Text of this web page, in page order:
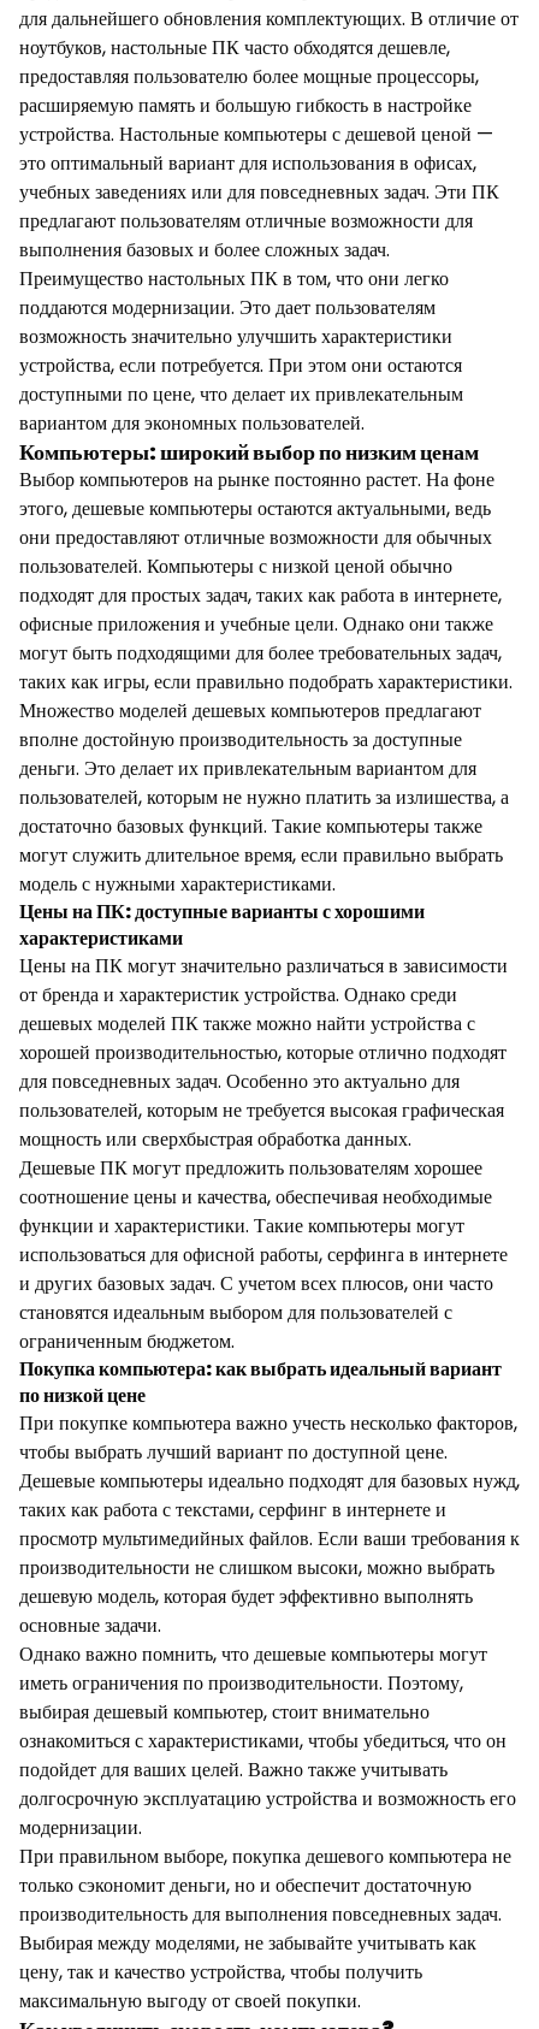
для дальнейшего обновления комплектующих. В отличие от
ноутбуков, настольные ПК часто обходятся дешевле,
предоставляя пользователю более мощные процессоры,
расширяемую память и большую гибкость в настройке
устройства. Настольные компьютеры с дешевой ценой —
это оптимальный вариант для использования в офисах,
учебных заведениях или для повседневных задач. Эти ПК
предлагают пользователям отличные возможности для
выполнения базовых и более сложных задач.
Преимущество настольных ПК в том, что они легко
поддаются модернизации. Это дает пользователям
возможность значительно улучшить характеристики
устройства, если потребуется. При этом они остаются
доступными по цене, что делает их привлекательным
вариантом для экономных пользователей.
Компьютеры: широкий выбор по низким ценам
Выбор компьютеров на рынке постоянно растет. На фоне
этого, дешевые компьютеры остаются актуальными, ведь
они предоставляют отличные возможности для обычных
пользователей. Компьютеры с низкой ценой обычно
подходят для простых задач, таких как работа в интернете,
офисные приложения и учебные цели. Однако они также
могут быть подходящими для более требовательных задач,
таких как игры, если правильно подобрать характеристики.
Множество моделей дешевых компьютеров предлагают
вполне достойную производительность за доступные
деньги. Это делает их привлекательным вариантом для
пользователей, которым не нужно платить за излишества, а
достаточно базовых функций. Такие компьютеры также
могут служить длительное время, если правильно выбрать
модель с нужными характеристиками.
Цены на ПК: доступные варианты с хорошими
характеристиками
Цены на ПК могут значительно различаться в зависимости
от бренда и характеристик устройства. Однако среди
дешевых моделей ПК также можно найти устройства с
хорошей производительностью, которые отлично подходят
для повседневных задач. Особенно это актуально для
пользователей, которым не требуется высокая графическая
мощность или сверхбыстрая обработка данных.
Дешевые ПК могут предложить пользователям хорошее
соотношение цены и качества, обеспечивая необходимые
функции и характеристики. Такие компьютеры могут
использоваться для офисной работы, серфинга в интернете
и других базовых задач. С учетом всех плюсов, они часто
становятся идеальным выбором для пользователей с
ограниченным бюджетом.
Покупка компьютера: как выбрать идеальный вариант
по низкой цене
При покупке компьютера важно учесть несколько факторов,
чтобы выбрать лучший вариант по доступной цене.
Дешевые компьютеры идеально подходят для базовых нужд,
таких как работа с текстами, серфинг в интернете и
просмотр мультимедийных файлов. Если ваши требования к
производительности не слишком высоки, можно выбрать
дешевую модель, которая будет эффективно выполнять
основные задачи.
Однако важно помнить, что дешевые компьютеры могут
иметь ограничения по производительности. Поэтому,
выбирая дешевый компьютер, стоит внимательно
ознакомиться с характеристиками, чтобы убедиться, что он
подойдет для ваших целей. Важно также учитывать
долгосрочную эксплуатацию устройства и возможность его
модернизации.
При правильном выборе, покупка дешевого компьютера не
только сэкономит деньги, но и обеспечит достаточную
производительность для выполнения повседневных задач.
Выбирая между моделями, не забывайте учитывать как
цену, так и качество устройства, чтобы получить
максимальную выгоду от своей покупки.